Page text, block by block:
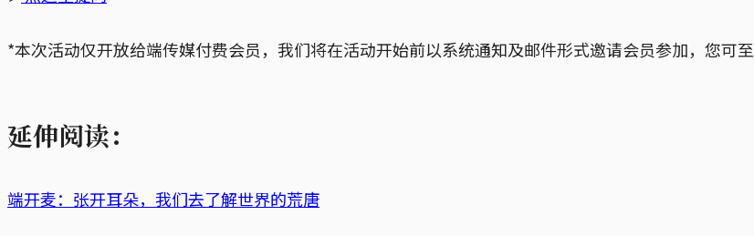
*本次活动仅开放给端传媒付费会员，我们将在活动开始前以系统通知及邮件形式邀请会员参加，您可至
延伸阅读：
端开麦：张开耳朵，我们去了解世界的荒唐